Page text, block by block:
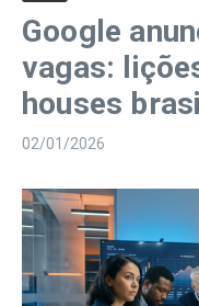
Google
vagas:
houses
02/01/2026